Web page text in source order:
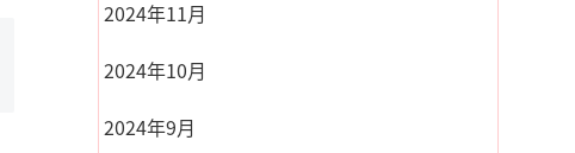
2024年11月
2024年10月
2024年9月